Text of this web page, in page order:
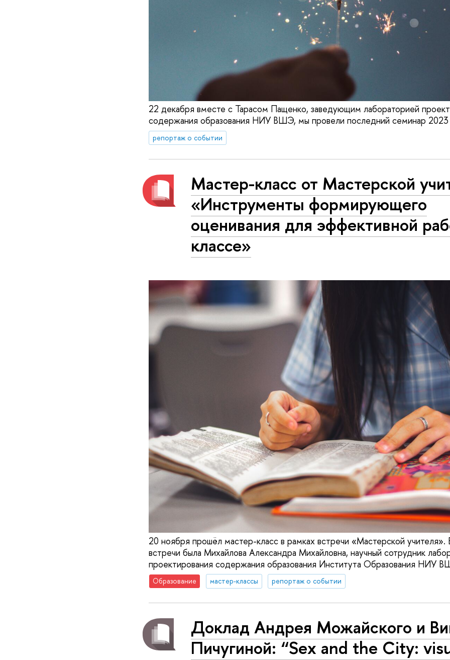
22 декабря вместе с Тарасом Пащенко, заведующим лабораторией
содержания образования НИУ ВШЭ, мы провели последний семинар 2023
репортаж о событии
Мастер-класс от Мастерской
«Инструменты формирующего
оценивания для эффективной
классе»
20 ноября прошёл мастер-класс в рамках встречи «Мастерской учителя».
встречи была Михайлова Александра Михайловна, научный сотрудник
проектирования содержания образования Института Образования НИУ
Образование мастер-классы репортаж о событии
Доклад Андрея Можайского и
Пичугиной: “Sex and the City: